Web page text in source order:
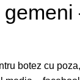
botez cu